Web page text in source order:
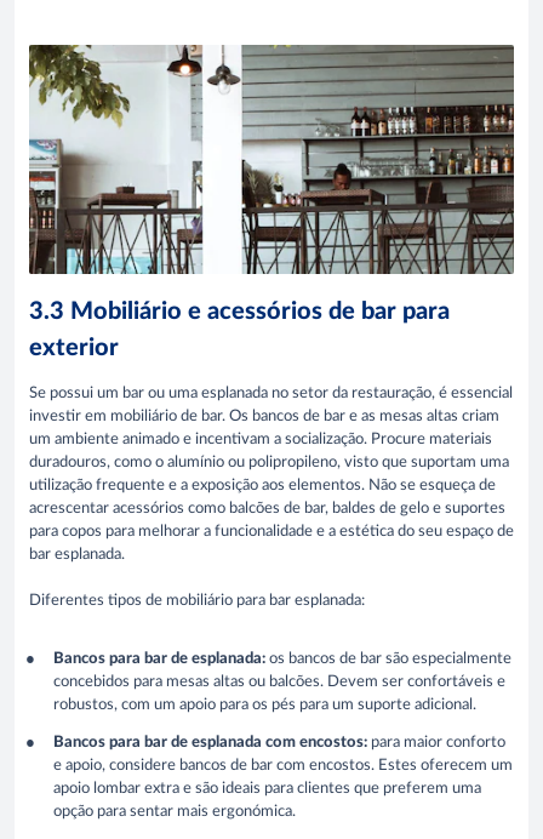
3.3 Mobiliário e acessórios de bar para
exterior
Se possui um bar ou uma esplanada no setor da restauração, é essencial
investir em mobiliário de bar. Os bancos de bar e as mesas altas criam
um ambiente animado e incentivam a socialização. Procure materiais
duradouros, como o alumínio ou polipropileno, visto que suportam uma
utilização frequente e a exposição aos elementos. Não se esqueça de
acrescentar acessórios como balcões de bar, baldes de gelo e suportes
para copos para melhorar a funcionalidade e a estética do seu espaço de
bar esplanada.
Diferentes tipos de mobiliário para bar esplanada:
Bancos para bar de esplanada: os bancos de bar são especialmente
concebidos para mesas altas ou balcões. Devem ser confortáveis e
robustos, com um apoio para os pés para um suporte adicional.
Bancos para bar de esplanada com encostos: para maior conforto
e apoio, considere bancos de bar com encostos. Estes oferecem um
apoio lombar extra e são ideais para clientes que preferem uma
opção para sentar mais ergonómica.